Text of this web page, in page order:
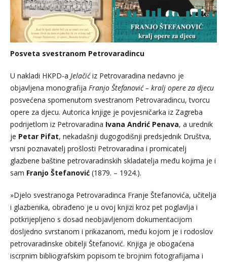
Posveta svestranom Petrovaradincu
U nakladi HKPD-a Jelačićiz Petrovaradina nedavno je
objavljena monografija Franjo Štefanović – kralj opere za djecu
posvećena spomenutom svestranom Petrovaradincu, tvorcu
opere za djecu. Autorica knjige je povjesničarka iz Zagreba
podrijetlom iz Petrovaradina Ivana Andrić Penava, a urednik
je Petar Pifat, nekadašnji dugogodišnji predsjednik Društva,
vrsni poznavatelj prošlosti Petrovaradina i promicatelj
glazbene baštine petrovaradinskih skladatelja među kojima je i
sam Franjo Štefanović (1879. – 1924.).
»Djelo svestranoga Petrovaradinca Franje Štefanovića, učitelja
i glazbenika, obrađeno je u ovoj knjizi kroz pet poglavlja i
potkrijepljeno s dosad neobjavljenom dokumentacijom
dosljedno svrstanom i prikazanom, među kojom je i rodoslov
petrovaradinske obitelji Štefanović. Knjiga je obogaćena
iscrpnim bibliografskim popisom te brojnim fotografijama i